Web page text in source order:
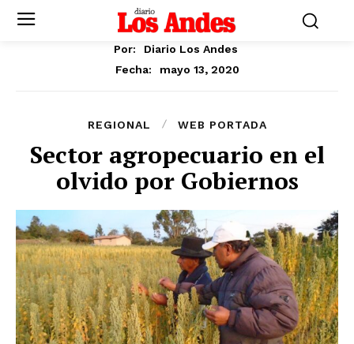
Por:
Diario Los Andes
Fecha:
mayo 13, 2020
REGIONAL WEB PORTADA
Sector agropecuario en el
olvido por Gobiernos